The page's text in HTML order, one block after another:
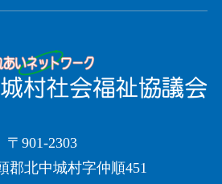
〒901-2303
郡北中城村字仲順451